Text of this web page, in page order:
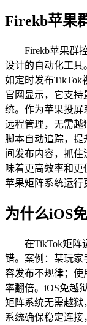
Firekb苹果
Firekb苹果群
设计的自动化工具
如定时发布TikTok
官网显示，它支持
统。作为苹果投屏
远程管理，无需越
脚本自动追踪，
间发布内容，抓住
味着更高效率和
苹果矩阵系统运行
为什么iOS
在TikTok矩阵
错。案例：某玩家
容发布不规律；使
率翻倍。iOS免越
矩阵系统无需越狱
系统确保稳定连接